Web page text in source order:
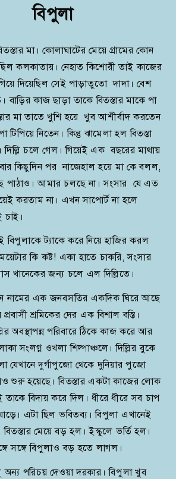
বিপুলা
মা। কোলাঘাটের মেয়ে গ্রামের কোন
কলকাতায়। নেহাত কিশোরী তাই কাজের
দিয়েছিল সেই পাড়াতুতো দাদা। বেশ
বাড়ির কাজ ছাড়া তাকে বিতস্তার মাকে পা
মা তাতে খুশি হয়ে খুব আশীর্বাদ করতেন
টিপিয়ে নিতেন। কিন্তু ঝামেলা হল বিতস্তা
দিল্লি চলে গেল। গিয়েই এক বছরের মাথায়
কিছুদিন পর নাজেহাল হয়ে মা কে বলল,
পাঠাও। আমার চলছে না। সংসার যে এত
করতাম না। এখন সাপোর্ট না হলে
চাই।
বিপুলাকে ট্যাকে করে নিয়ে হাজির করল
কি কষ্ট! একা হাতে চাকরি, সংসার
খানেকের জন্য চলে এল দিল্লিতে।
নামের এক জনবসতির একদিক ঘিরে আছে
শ্রমিকের দের এক বিশাল বস্তি।
অবস্থাপন্ন পরিবারে ঠিকে কাজ করে আর
সংলগ্ন ওখলা শিল্পাঞ্চলে। দিল্লির বুকে
যেখানে দুর্গাপুজো থেকে দুনিয়ার পুজো
শুরু হয়েছে। বিতস্তার একটা কাজের লোক
বিদায় করে দিল। ধীরে ধীরে সব চাপ
এটা ছিল ভবিতব্য। বিপুলা এখানেই
মেয়ে বড় হল। ইস্কুলে ভর্তি হল।
সঙ্গে বিপুলাও বড় হতে লাগল।
পরিচয় দেওয়া দরকার। বিপুলা খুব